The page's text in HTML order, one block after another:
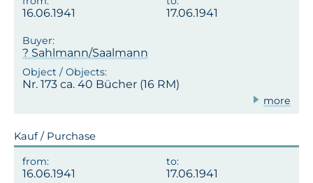
16.06.1941 17.06.1941
? Sahlmann/Saalmann
Nr. 173 ca. 40 Bücher (16 RM)
more
Kauf / Purchase
16.06.1941 17.06.1941